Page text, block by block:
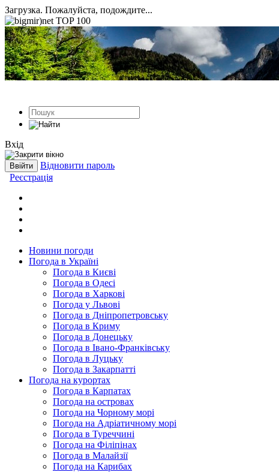
Загрузка. Пожалуйста, подождите...
Вхід
Відновити пароль
Реєстрація
Новини погоди
Погода в Україні
Погода в Києві
Погода в Одесі
Погода в Харкові
Погода у Львові
Погода в Дніпропетровську
Погода в Криму
Погода в Донецьку
Погода в Івано-Франківську
Погода в Луцьку
Погода в Закарпатті
Погода на курортах
Погода в Карпатах
Погода на островах
Погода на Чорному морі
Погода на Адріатичному морі
Погода в Туреччині
Погода на Філіпінах
Погода в Малайзії
Погода на Карибах